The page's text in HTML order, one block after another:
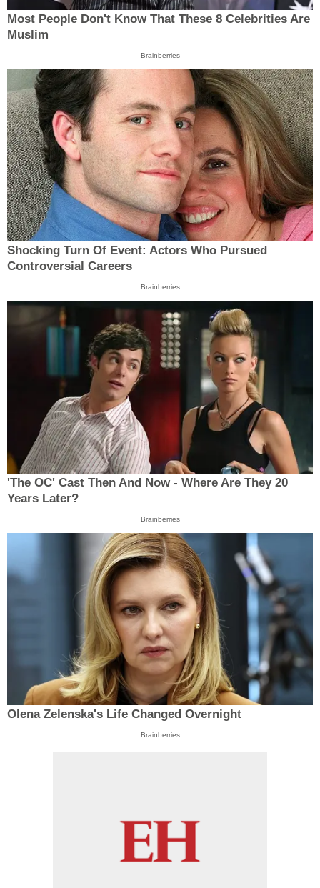
Most People Don't Know That These 8 Celebrities Are
Muslim
Brainberries
Shocking Turn Of Event: Actors Who Pursued
Controversial Careers
Brainberries
'The OC' Cast Then And Now - Where Are They 20
Years Later?
Brainberries
Olena Zelenska's Life Changed Overnight
Brainberries